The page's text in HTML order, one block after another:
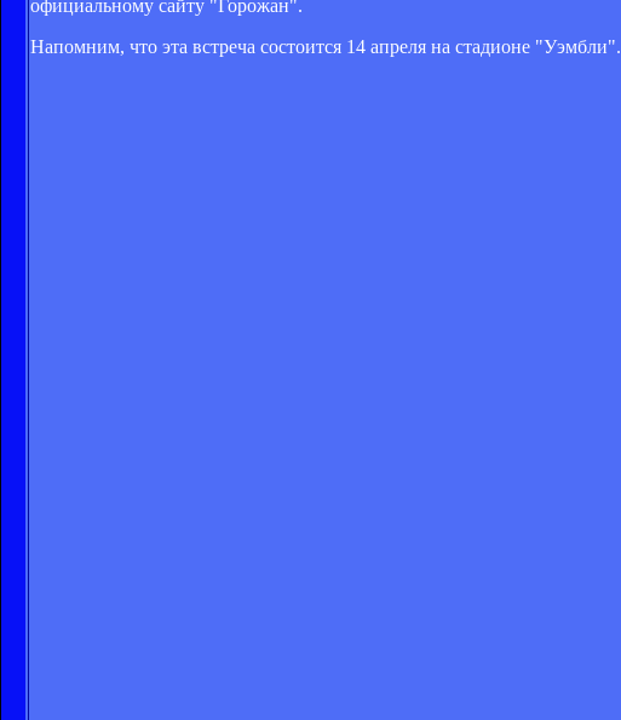
официальному сайту "Горожан".
Напомним, что эта встреча состоится 14 апреля на стадионе "Уэмбли".